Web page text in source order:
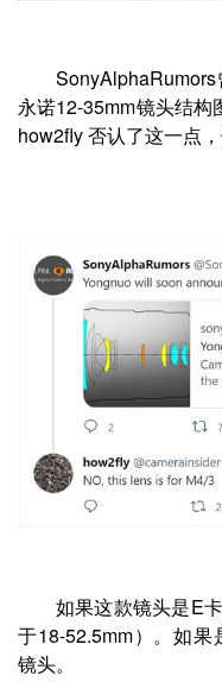
永诺12-35mm镜头结
how2fly 否认了这一点
如果这款镜头是E
于18-52.5mm）。如
镜头。